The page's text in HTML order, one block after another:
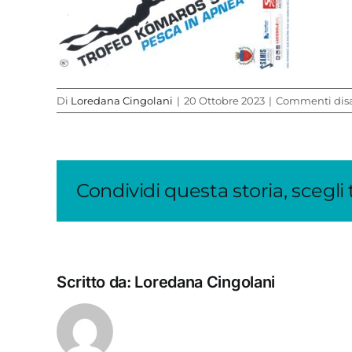
Di Loredana Cingolani | 20 Ottobre 2023 | Commenti
Condividi questa storia, scegli
Scritto da: Loredana Cingolani